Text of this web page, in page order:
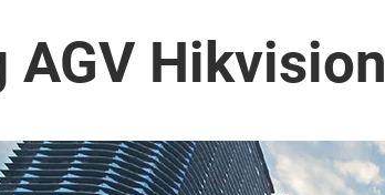
AGV Hikvision